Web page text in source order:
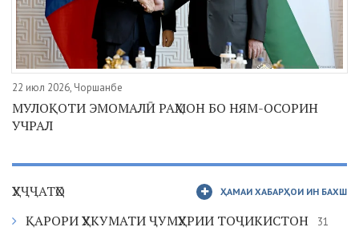
22 июл 2026, Чоршанбе
МУЛОҚОТИ ЭМОМАЛӢ РАҲМОН БО НЯМ-ОСОРИН
УЧРАЛ
ҲУҶҶАТҲО ҲАМАИ ХАБАРҲОИ ИН БАХШ
ҚАРОРИ ҲУКУМАТИ ҶУМҲУРИИ ТОҶИКИСТОН
31